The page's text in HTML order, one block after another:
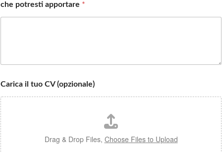
che potresti apportare *
Carica il tuo CV (opzionale)
Drag & Drop Files, Choose Files to Upload